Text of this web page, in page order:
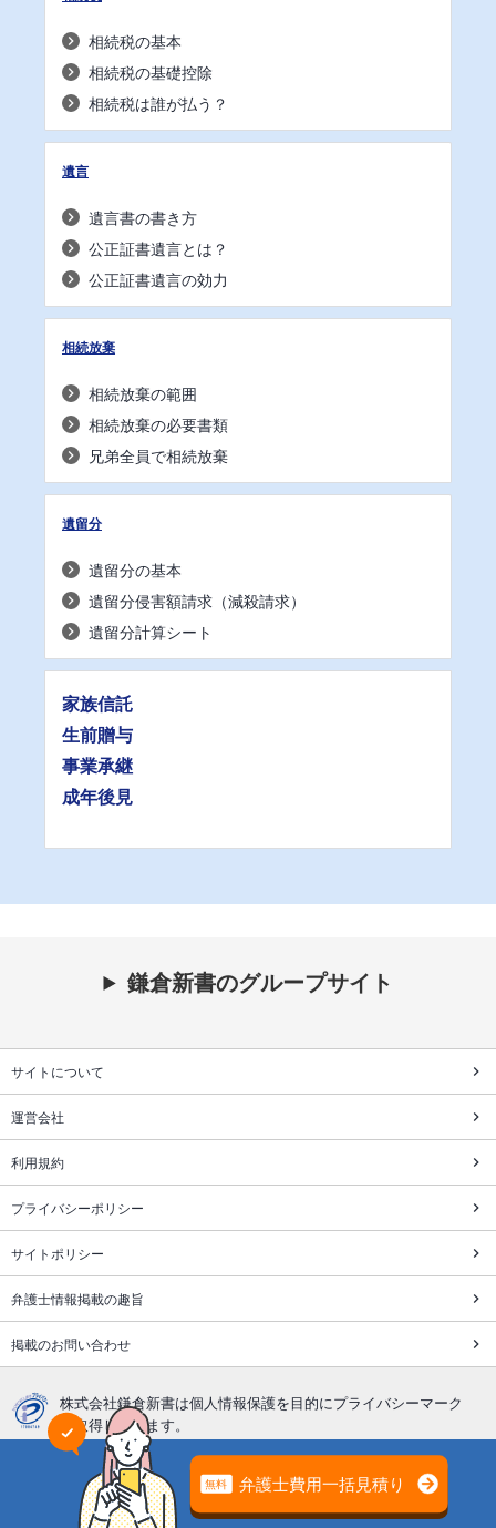
相続税の基本
相続税の基礎控除
相続税は誰が払う？
遺言
遺言書の書き方
公正証書遺言とは？
公正証書遺言の効力
相続放棄
相続放棄の範囲
相続放棄の必要書類
兄弟全員で相続放棄
遺留分
遺留分の基本
遺留分侵害額請求（減殺請求）
遺留分計算シート
家族信託
生前贈与
事業承継
成年後見
鎌倉新書のグループサイト
サイトについて
運営会社
利用規約
プライバシーポリシー
サイトポリシー
弁護士情報掲載の趣旨
掲載のお問い合わせ
株式会社鎌倉新書は個人情報保護を目的にプライバシーマーク
を取得しています。
「遺産相続弁護士ガイド」の運営、サポートはライフエンディ
ング関連の出版・インターネットビジネスを展開する
株式会社